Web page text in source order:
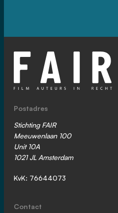
Postadres
Stichting FAIR
Meeuwenlaan 100
Unit 10A
1021 JL Amsterdam
KvK: 76644073
Contact